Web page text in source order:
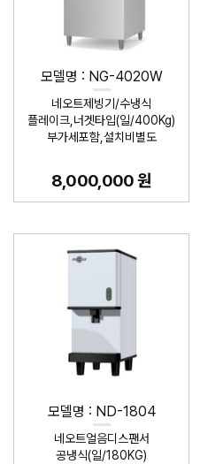
모델명 : NG-4020W
네오트제빙기/수냉식
플레이크,너겟타입(일/400Kg)
부가세포함,설치비별도
8,000,000 원
모델명 : ND-1804
네오트얼음디스팬서
공냉식(일/180KG)